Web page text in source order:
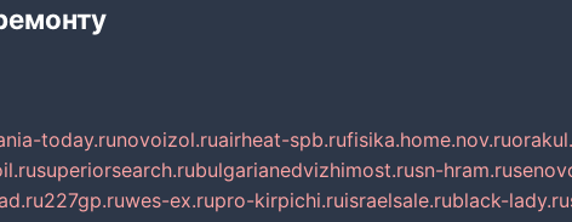
today.runovoizol.ruairheat-spb.rufisika.home.nov.ru
superiorsearch.rubulgarianedvizhimost.rusn-hram.ru
227gp.ruwes-ex.rupro-kirpichi.ruisraelsale.rublack-lady.ru